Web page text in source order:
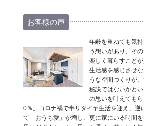
お客様の声
年齢を重ねても気
う想いがあり、そ
楽しく暮らすことが
生活感を感じさせ
うな空間づくりが
秘訣ではないかと
の思いを叶えても
0％。コロナ禍で半リタイヤ生活を迎え、逆
て「おうち愛」が増し、更に家にいる時間